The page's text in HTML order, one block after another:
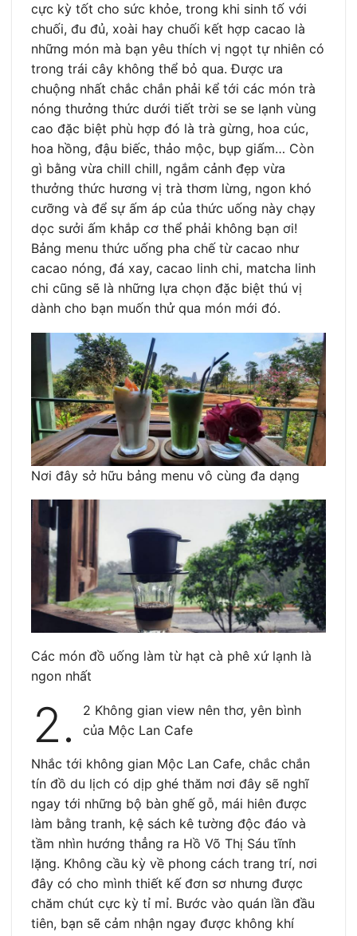
cực kỳ tốt cho sức khỏe, trong khi sinh tố với
chuối, đu đủ, xoài hay chuối kết hợp cacao là
những món mà bạn yêu thích vị ngọt tự nhiên có
trong trái cây không thể bỏ qua. Được ưa
chuộng nhất chắc chắn phải kể tới các món trà
nóng thưởng thức dưới tiết trời se se lạnh vùng
cao đặc biệt phù hợp đó là trà gừng, hoa cúc,
hoa hồng, đậu biếc, thảo mộc, bụp giấm… Còn
gì bằng vừa chill chill, ngắm cảnh đẹp vừa
thưởng thức hương vị trà thơm lừng, ngon khó
cưỡng và để sự ấm áp của thức uống này chạy
dọc sưởi ấm khắp cơ thể phải không bạn ơi!
Bảng menu thức uống pha chế từ cacao như
cacao nóng, đá xay, cacao linh chi, matcha linh
chi cũng sẽ là những lựa chọn đặc biệt thú vị
dành cho bạn muốn thử qua món mới đó.
Nơi đây sở hữu bảng menu vô cùng đa dạng
Các món đồ uống làm từ hạt cà phê xứ lạnh là
ngon nhất
2.
2 Không gian view nên thơ, yên bình
của Mộc Lan Cafe
Nhắc tới không gian Mộc Lan Cafe, chắc chắn
tín đồ du lịch có dịp ghé thăm nơi đây sẽ nghĩ
ngay tới những bộ bàn ghế gỗ, mái hiên được
làm bằng tranh, kệ sách kê tường độc đáo và
tầm nhìn hướng thẳng ra Hồ Võ Thị Sáu tĩnh
lặng. Không cầu kỳ về phong cách trang trí, nơi
đây có cho mình thiết kế đơn sơ nhưng được
chăm chút cực kỳ tỉ mỉ. Bước vào quán lần đầu
tiên, bạn sẽ cảm nhận ngay được không khí